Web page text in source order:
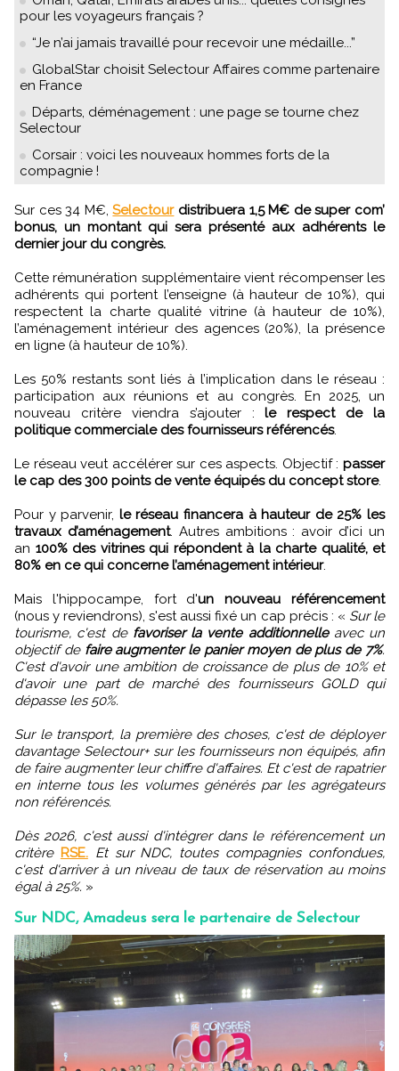
pour les voyageurs français ?
“Je n’ai jamais travaillé pour recevoir une médaille...”
GlobalStar choisit Selectour Affaires comme partenaire
en France
Départs, déménagement : une page se tourne chez
Selectour
Corsair : voici les nouveaux hommes forts de la
compagnie !
Sur ces 34 M€,Selectour distribuera 1,5 M€ de super com’
bonus, un montant qui sera présenté aux adhérents le
dernier jour du congrès.
Cette rémunération supplémentaire vient récompenser les
adhérents qui portent l’enseigne (à hauteur de 10%), qui
respectent la charte qualité vitrine (à hauteur de 10%),
l’aménagement intérieur des agences (20%), la présence
en ligne (à hauteur de 10%).
Les 50% restants sont liés à l’implication dans le réseau :
participation aux réunions et au congrès. En 2025, un
nouveau critère viendra s’ajouter :le respect de la
politique commerciale des fournisseurs référencés.
Le réseau veut accélérer sur ces aspects. Objectif : passer
le cap des 300 points de vente équipés du concept store.
Pour y parvenir, le réseau financera à hauteur de 25% les
travaux d’aménagement. Autres ambitions : avoir d’ici un
an 100% des vitrines qui répondent à la charte qualité, et
80% en ce qui concerne l’aménagement intérieur.
Mais l'hippocampe, fort d'un nouveau référencement
(nous y reviendrons), s'est aussi fixé un cap précis : « Sur le
tourisme, c'est de favoriser la vente additionnelleavec un
objectif de faire augmenter le panier moyen de plus de 7%.
C'est d'avoir une ambition de croissance de plus de 10% et
d'avoir une part de marché des fournisseurs GOLD qui
dépasse les 50%.
Sur le transport, la première des choses, c'est de déployer
davantage Selectour+ sur les fournisseurs non équipés, afin
de faire augmenter leur chiffre d'affaires. Et c'est de rapatrier
en interne tous les volumes générés par les agrégateurs
non référencés.
Dès 2026, c'est aussi d'intégrer dans le référencement un
critère RSE. Et sur NDC, toutes compagnies confondues,
c'est d'arriver à un niveau de taux de réservation au moins
égal à 25%. »
Sur NDC, Amadeus sera le partenaire de Selectour